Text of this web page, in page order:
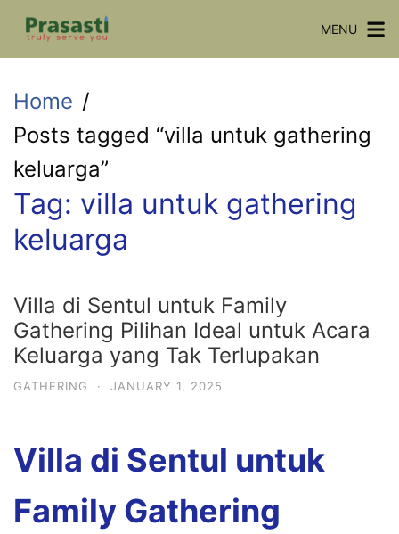
Skip
MENU
Home
Posts tagged “villa untuk gathering
keluarga”
Tag: villa untuk gathering
keluarga
Villa di Sentul untuk Family
Gathering Pilihan Ideal untuk Acara
Keluarga yang Tak Terlupakan
GATHERING · JANUARY 1, 2025
Villa di Sentul untuk
Family Gathering